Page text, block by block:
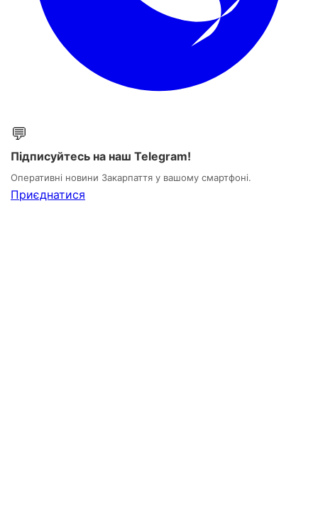
💬
Підписуйтесь на наш Telegram!
Оперативні новини Закарпаття у вашому смартфоні.
Приєднатися